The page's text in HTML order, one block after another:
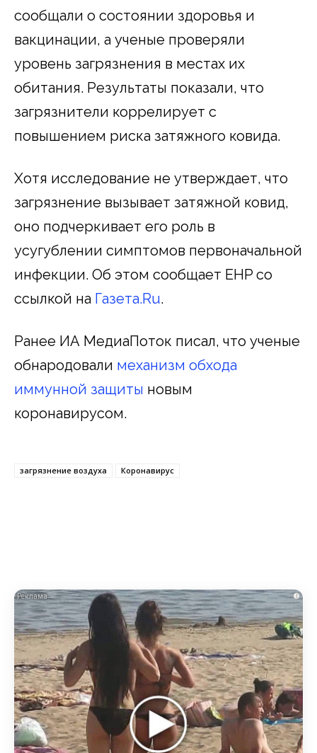
сообщали о состоянии здоровья и
вакцинации, а ученые проверяли
уровень загрязнения в местах их
обитания. Результаты показали, что
загрязнители коррелирует с
повышением риска затяжного ковида.
Хотя исследование не утверждает, что
загрязнение вызывает затяжной ковид,
оно подчеркивает его роль в
усугублении симптомов первоначальной
инфекции. Об этом сообщает EHP со
ссылкой на Газета.Ru.
Ранее ИА МедиаПоток писал, что ученые
обнародовали механизм обхода
иммунной защиты новым
коронавирусом.
загрязнение воздуха Коронавирус
i